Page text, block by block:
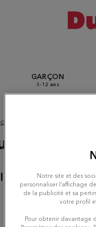
GARÇON
3-12 ans
Du
Balsamo
Notre site et des
personnaliser l’affichage
de la publicité et sa
votre profil
Pour obtenir davantage